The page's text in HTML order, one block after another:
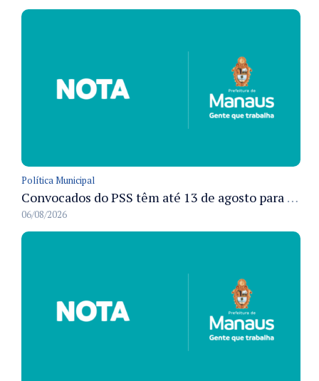
Política Municipal
Convocados do PSS têm até 13 de agosto para cumprir pré-admissionais para vacinação antirrábica animal em Manaus
06/08/2026